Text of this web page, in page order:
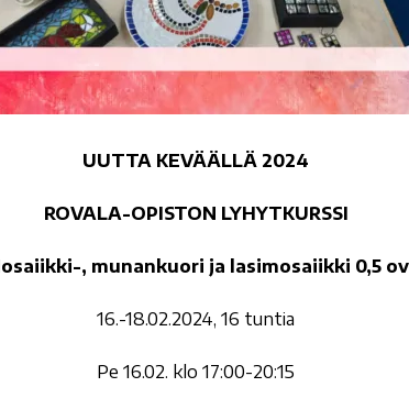
UUTTA KEVÄÄLLÄ 2024
ROVALA-OPISTON LYHYTKURSSI
, munankuori ja lasimosaiikki 0,5 ov
16.-18.02.2024, 16 tuntia
Pe 16.02. klo 17:00-20:15